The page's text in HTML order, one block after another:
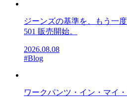
ジーンズの基準を、もう一度
501 販売開始。
2026.08.08
#Blog
ワークパンツ・イン・マイ